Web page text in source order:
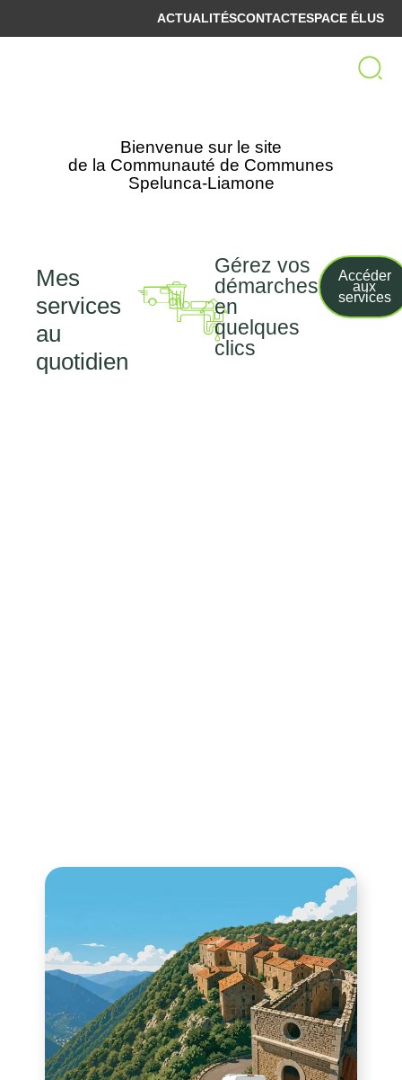
ACTUALITÉSCONTACTESPACE ÉLUS
Bienvenue sur le site
de la Communauté de Communes
Spelunca-Liamone
Mes
services
au
quotidien
Transport
Déchets
Taxe
de
séjour
Traitement
des
eaux
usées
Gérez vos
démarches
en
quelques
clics
Accéder
aux
services